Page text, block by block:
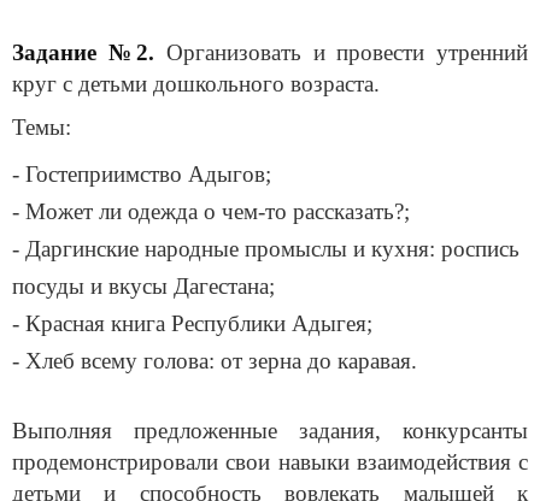
Задание №2. Организовать и провести утренний
круг с детьми дошкольного возраста.
Темы:
- Гостеприимство Адыгов;
- Может ли одежда о чем-то рассказать?;
- Даргинские народные промыслы и кухня: роспись
посуды и вкусы Дагестана;
- Красная книга Республики Адыгея;
- Хлеб всему голова: от зерна до каравая.
Выполняя предложенные задания, конкурсанты
продемонстрировали свои навыки взаимодействия с
детьми и способность вовлекать малышей к